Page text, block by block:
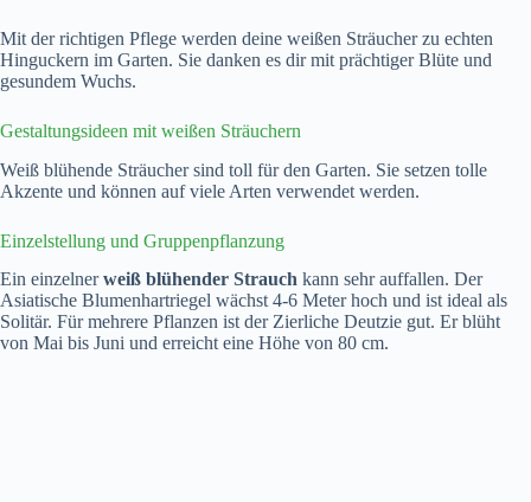
Mit der richtigen Pflege werden deine weißen Sträucher zu echten
Hinguckern im Garten. Sie danken es dir mit prächtiger Blüte und
gesundem Wuchs.
Gestaltungsideen mit weißen Sträuchern
Weiß blühende Sträucher sind toll für den Garten. Sie setzen tolle
Akzente und können auf viele Arten verwendet werden.
Einzelstellung und Gruppenpflanzung
Ein einzelnerweiß blühender Strauch kann sehr auffallen. Der
Asiatische Blumenhartriegel wächst 4-6 Meter hoch und ist ideal als
Solitär. Für mehrere Pflanzen ist der Zierliche Deutzie gut. Er blüht
von Mai bis Juni und erreicht eine Höhe von 80 cm.